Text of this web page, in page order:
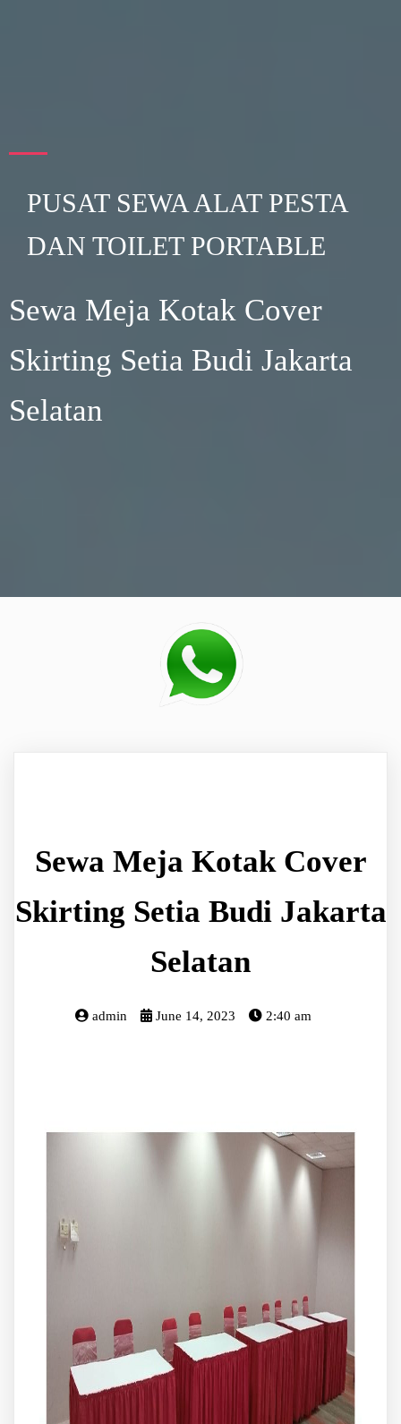
PUSAT SEWA ALAT PESTA
DAN TOILET PORTABLE
Sewa Meja Kotak Cover
Skirting Setia Budi Jakarta
Selatan
Sewa Meja Kotak Cover
Skirting Setia Budi Jakarta
Selatan
admin June 14, 2023 2:40 am